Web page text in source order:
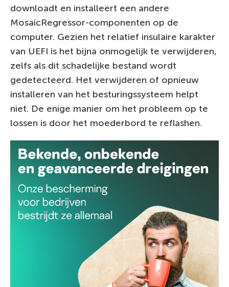
downloadt en installeert een andere
MosaicRegressor-componenten op de
computer. Gezien het relatief insulaire karakter
van UEFI is het bijna onmogelijk te verwijderen,
zelfs als dit schadelijke bestand wordt
gedetecteerd. Het verwijderen of opnieuw
installeren van het besturingssysteem helpt
niet. De enige manier om het probleem op te
lossen is door het moederbord te reflashen.